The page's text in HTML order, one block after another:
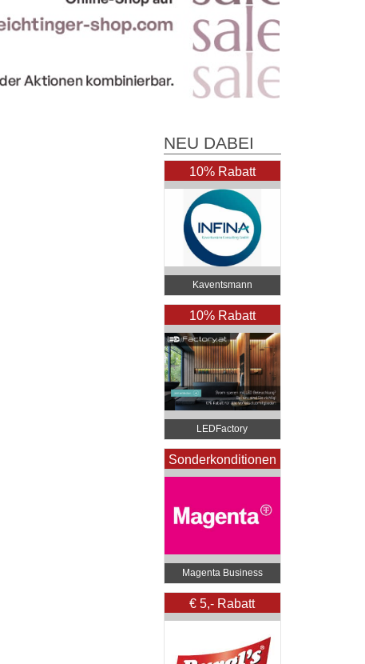
NEU DABEI
10% Rabatt
Kaventsmann
Consulting
10% Rabatt
LEDFactory
Sonderkonditionen
…
Magenta Business
€ 5,- Rabatt